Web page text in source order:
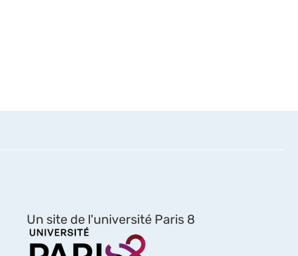
Un site de l'université Paris 8